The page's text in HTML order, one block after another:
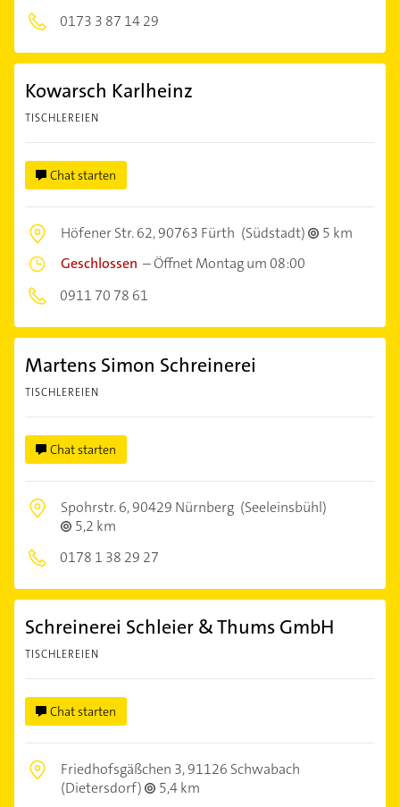
0173 3 87 14 29
Kowarsch Karlheinz
TISCHLEREIEN
Chat starten
Höfener Str. 62,90763 Fürth (Südstadt)
5 km
Geschlossen –Öffnet Montag um 08:00
0911 70 78 61
Martens Simon Schreinerei
TISCHLEREIEN
Chat starten
Spohrstr. 6,90429 Nürnberg (Seeleinsbühl)
5,2 km
0178 1 38 29 27
Schreinerei Schleier & Thums GmbH
TISCHLEREIEN
Chat starten
Friedhofsgäßchen 3,91126 Schwabach
(Dietersdorf)
5,4 km